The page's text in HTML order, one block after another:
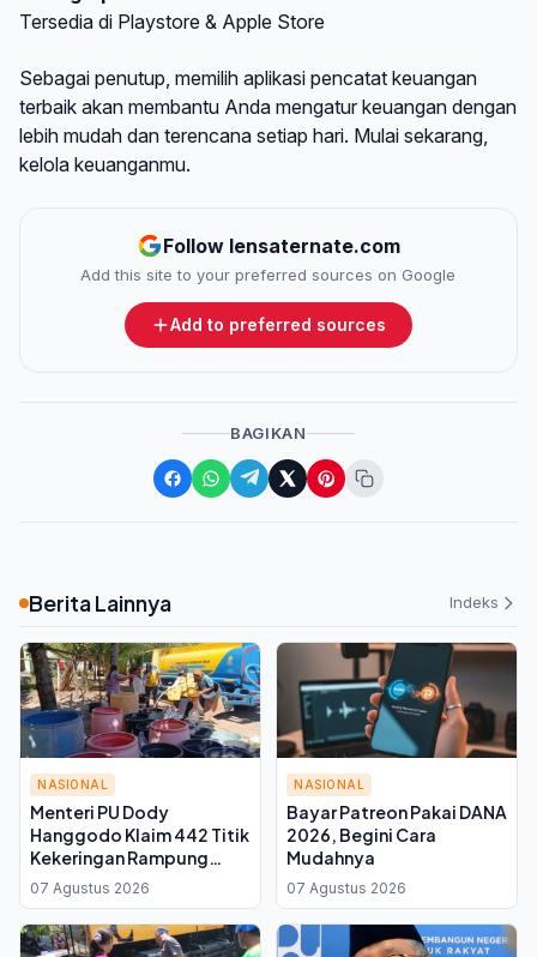
Tersedia di Playstore & Apple Store
Sebagai penutup, memilih aplikasi pencatat keuangan
terbaik akan membantu Anda mengatur keuangan dengan
lebih mudah dan terencana setiap hari. Mulai sekarang,
kelola keuanganmu.
Follow lensaternate.com
Add this site to your preferred sources on Google
Add to preferred sources
BAGIKAN
Berita Lainnya Indeks
NASIONAL
Menteri PU Dody
Hanggodo Klaim 442 Titik
Kekeringan Rampung
Ditangani
07 Agustus 2026
NASIONAL
Bayar Patreon Pakai DANA
2026, Begini Cara
Mudahnya
07 Agustus 2026